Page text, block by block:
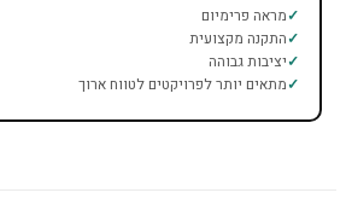
מראה פרימיום
התקנה מקצועית
יציבות גבוהה
מתאים יותר לפרויקטים לטווח ארוך